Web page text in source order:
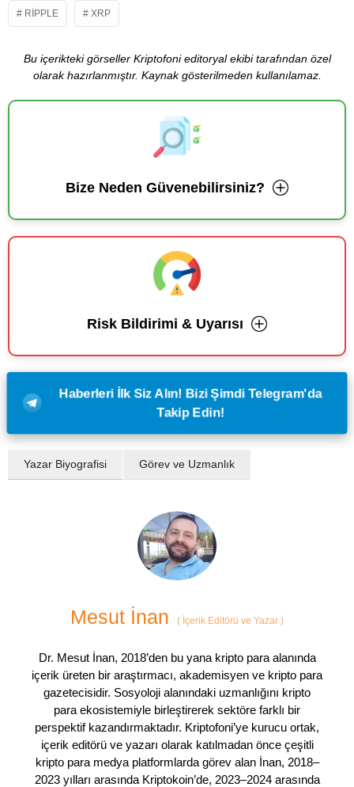
RIPPLE XRP
Bu içerikteki görseller Kriptofoni editoryal ekibi tarafından özel
olarak hazırlanmıştır. Kaynak gösterilmeden kullanılamaz.
Bize Neden Güvenebilirsiniz?
Risk Bildirimi & Uyarısı
Haberleri İlk Siz Alın! Bizi Şimdi Telegram'da
Takip Edin!
Yazar Biyografisi Görev ve Uzmanlık
Mesut İnan ( İçerik Editörü ve Yazar )
Dr. Mesut İnan, 2018’den bu yana kripto para alanında
içerik üreten bir araştırmacı, akademisyen ve kripto para
gazetecisidir. Sosyoloji alanındaki uzmanlığını kripto
para ekosistemiyle birleştirerek sektöre farklı bir
perspektif kazandırmaktadır. Kriptofoni’ye kurucu ortak,
içerik editörü ve yazarı olarak katılmadan önce çeşitli
kripto para medya platformlarda görev alan İnan, 2018–
2023 yılları arasında Kriptokoin’de, 2023–2024 arasında